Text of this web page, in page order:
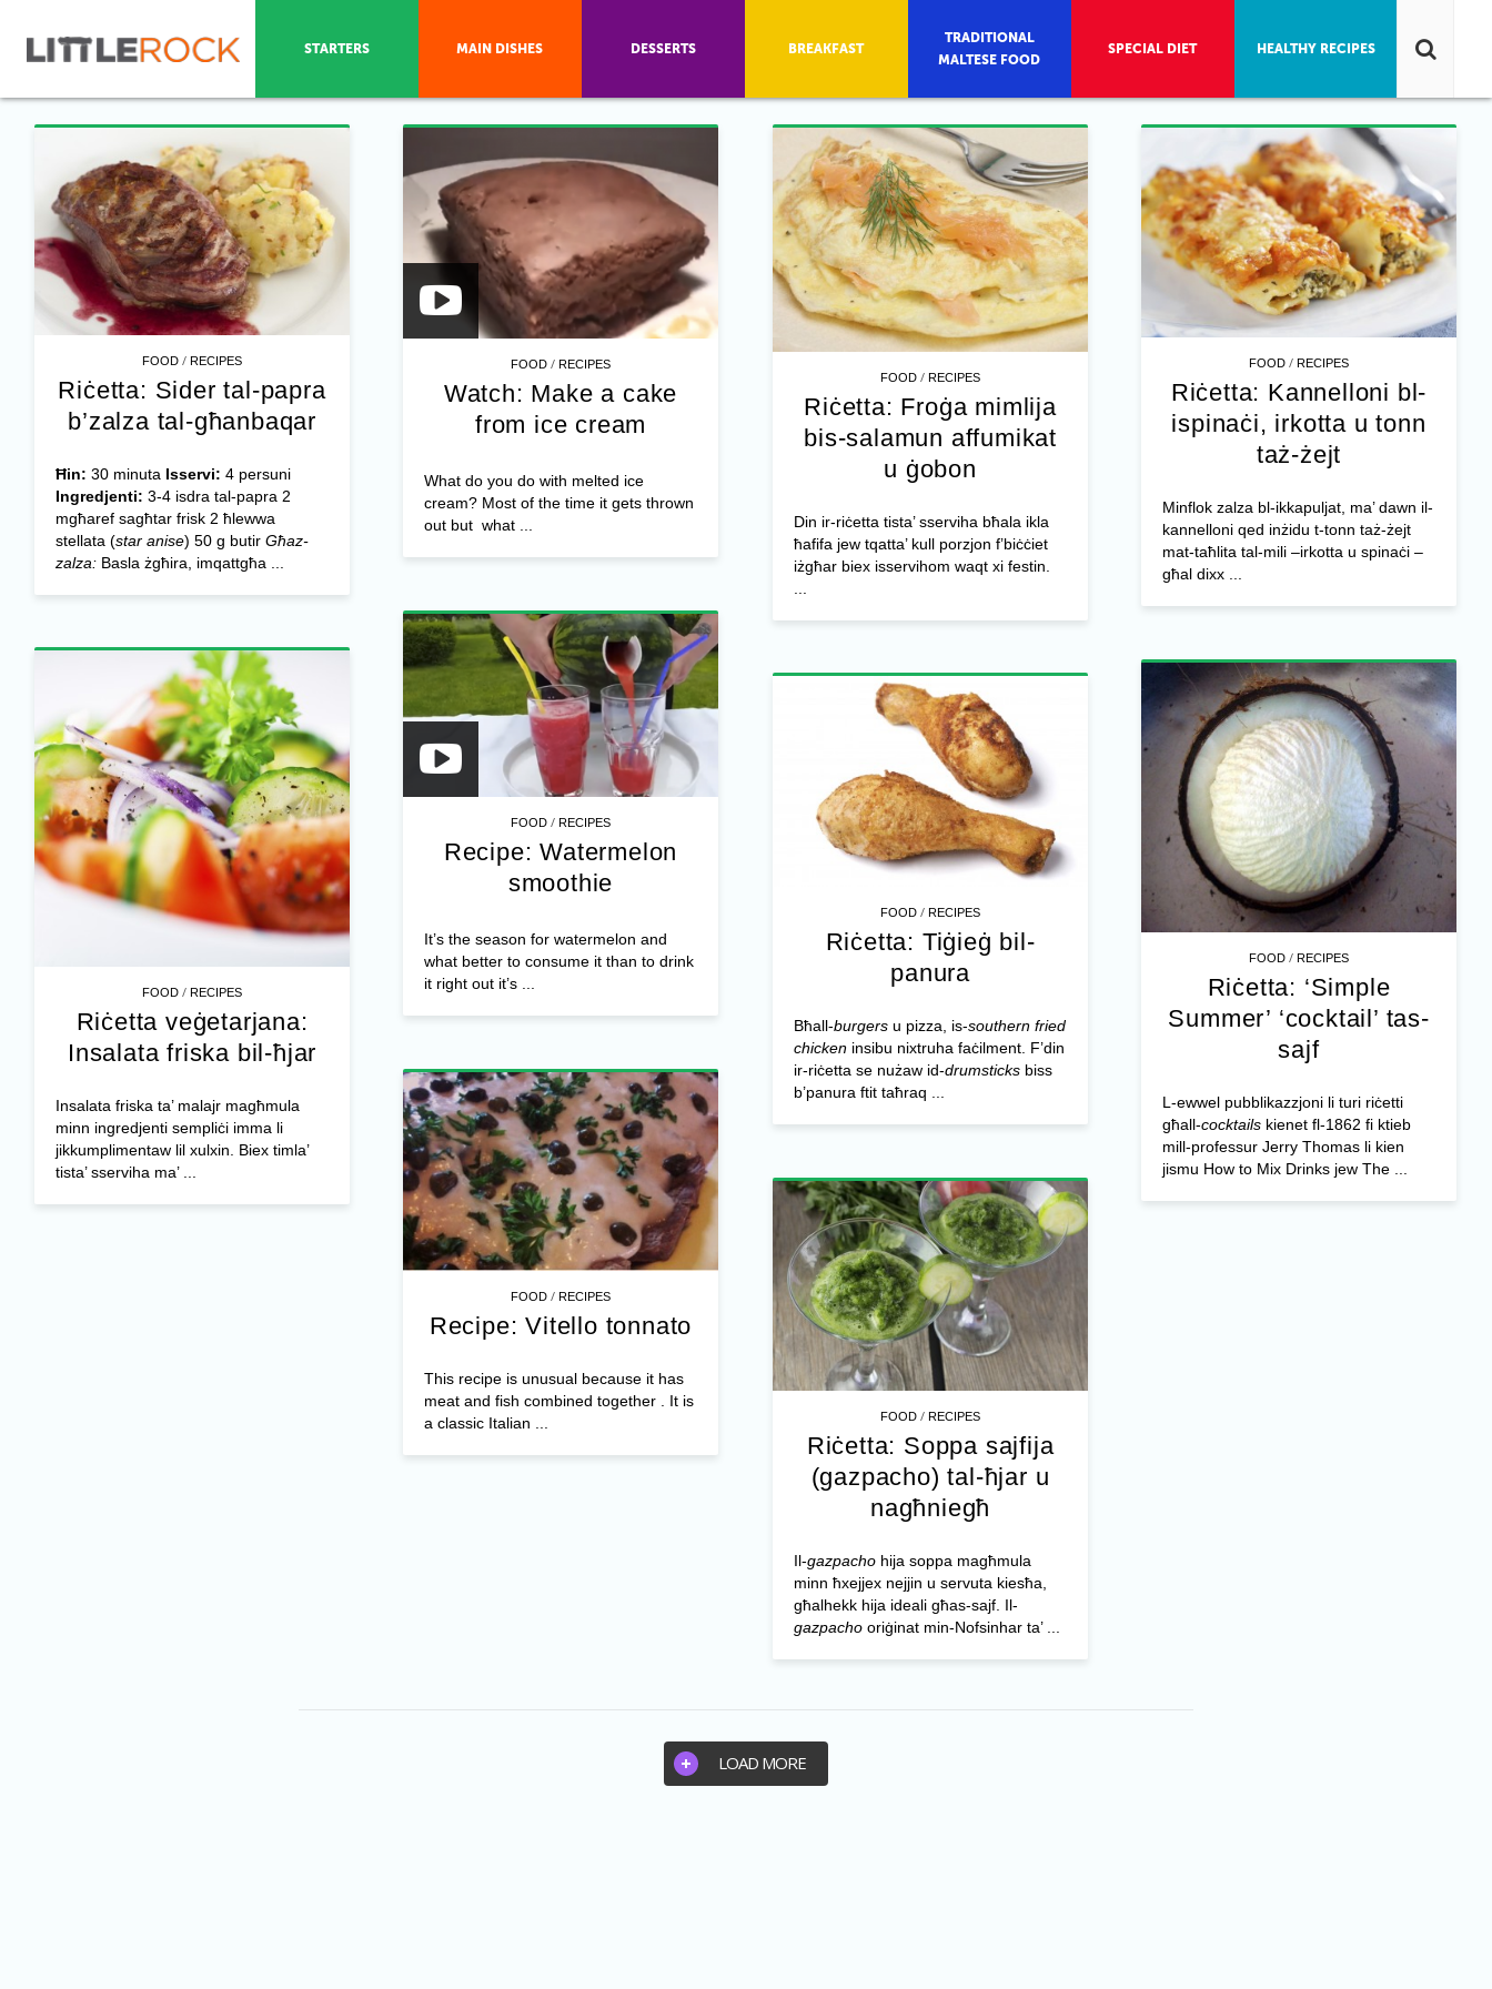
FOOD /RECIPES
Riċetta: Sider tal-papra
b’zalza tal-għanbaqar
Ħin: 30 minuta Isservi: 4 persuni
Ingredjenti: 3-4 isdra tal-papra 2
mgħaref sagħtar frisk 2 ħlewwa
stellata (star anise) 50 g butir Għaz-
zalza:Basla żgħira, imqattgħa ...
FOOD /RECIPES
Watch: Make a cake
from ice cream
What do you do with melted ice
cream? Most of the time it gets thrown
out but what ...
FOOD /RECIPES
Riċetta: Froġa mimlija
bis-salamun affumikat
u ġobon
Din ir-riċetta tista’ sserviha bħala ikla
ħafifa jew tqatta’ kull porzjon f’biċċiet
iżgħar biex isservihom waqt xi festin.
FOOD /RECIPES
Riċetta: Kannelloni bl-
ispinaċi, irkotta u tonn
taż-żejt
Minflok zalza bl-ikkapuljat, ma’ dawn il-
kannelloni qed inżidu t-tonn taż-żejt
mat-taħlita tal-mili –irkotta u spinaċi –
għal dixx ...
FOOD /RECIPES
Recipe: Watermelon
smoothie
It’s the season for watermelon and
what better to consume it than to drink
it right out it’s ...
FOOD /RECIPES
Riċetta veġetarjana:
Insalata friska bil-ħjar
Insalata friska ta’ malajr magħmula
minn ingredjenti sempliċi imma li
jikkumplimentaw lil xulxin. Biex timla’
tista’ sserviha ma’ ...
FOOD /RECIPES
Riċetta: ‘Simple
Summer’ ‘cocktail’ tas-
sajf
L-ewwel pubblikazzjoni li turi riċetti
għall-cocktailskienet fl-1862 fi ktieb
mill-professur Jerry Thomas li kien
jismu How to Mix Drinks jew The ...
FOOD /RECIPES
Riċetta: Tiġieġ bil-
panura
Bħall-burgersu pizza, is-southern fried
chickeninsibu nixtruha faċilment. F’din
ir-riċetta se nużaw id-drumsticksbiss
b’panura ftit taħraq ...
FOOD /RECIPES
Recipe: Vitello tonnato
This recipe is unusual because it has
meat and fish combined together . It is
a classic Italian ...
FOOD /RECIPES
Riċetta: Soppa sajfija
(gazpacho) tal-ħjar u
nagħniegħ
Il-gazpachohija soppa magħmula
minn ħxejjex nejjin u servuta kiesħa,
għalhekk hija ideali għas-sajf. Il-
gazpachooriġinat min-Nofsinhar ta’ ...
LOAD MORE
STARTERS MAIN DISHES DESSERTS BREAKFAST
TRADITIONAL
MALTESE FOOD
SPECIAL DIET HEALTHY RECIPES